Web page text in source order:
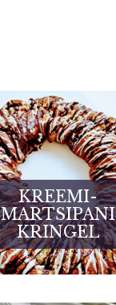
KREEMI-
MARTSIPANI
KRINGEL